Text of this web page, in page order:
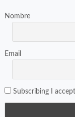
Nombre
Email
Subscribing I